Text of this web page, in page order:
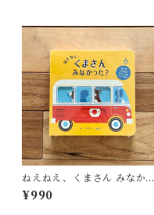
ねえねえ、くまさん みなかっ
た？ | リディア・ニコルズ
(絵), みた かよこ(訳)
¥990